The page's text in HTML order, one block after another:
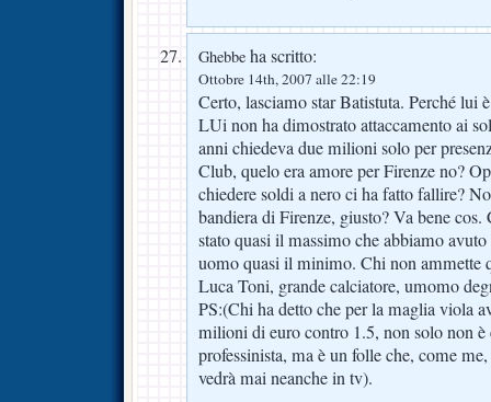
Ghebbe ha scritto:
Ottobre 14th, 2007 alle 22:19
Certo, lasciamo star Batistuta. Perché lui
LUi non ha dimostrato attaccamento ai
anni chiedeva due milioni solo per
Club, quelo era amore per Firenze no?
chiedere soldi a nero ci ha fatto fallire?
bandiera di Firenze, giusto? Va bene
stato quasi il massimo che abbiamo
uomo quasi il minimo. Chi non ammette
Luca Toni, grande calciatore, umomo
PS:(Chi ha detto che per la maglia viola
milioni di euro contro 1.5, non solo non è
professinista, ma è un folle che, come
vedrà mai neanche in tv).